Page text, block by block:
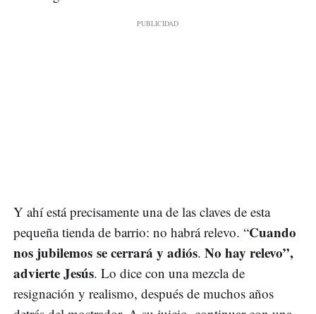
Y ahí está precisamente una de las claves de esta
pequeña tienda de barrio: no habrá relevo. “Cuando
nos jubilemos se cerrará y adiós. No hay relevo”,
advierte Jesús. Lo dice con una mezcla de
resignación y realismo, después de muchos años